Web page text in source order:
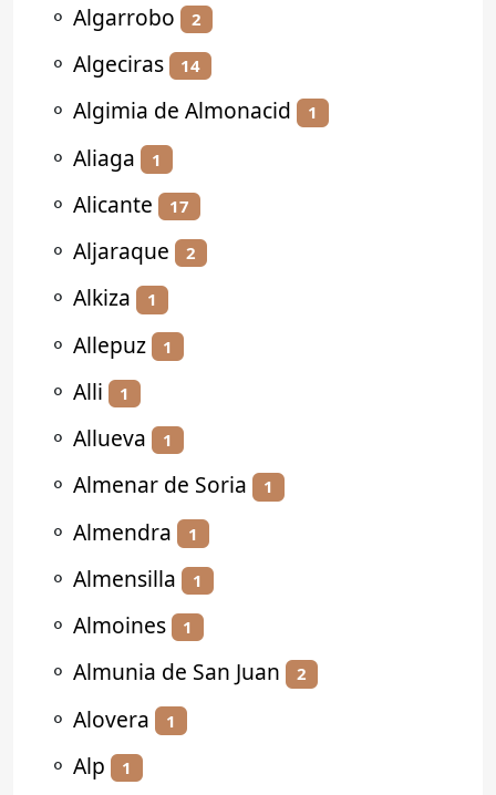
⚬ Algarrobo 2
⚬ Algeciras 14
⚬ Algimia de Almonacid 1
⚬ Aliaga 1
⚬ Alicante 17
⚬ Aljaraque 2
⚬ Alkiza 1
⚬ Allepuz 1
⚬ Alli 1
⚬ Allueva 1
⚬ Almenar de Soria 1
⚬ Almendra 1
⚬ Almensilla 1
⚬ Almoines 1
⚬ Almunia de San Juan 2
⚬ Alovera 1
⚬ Alp 1